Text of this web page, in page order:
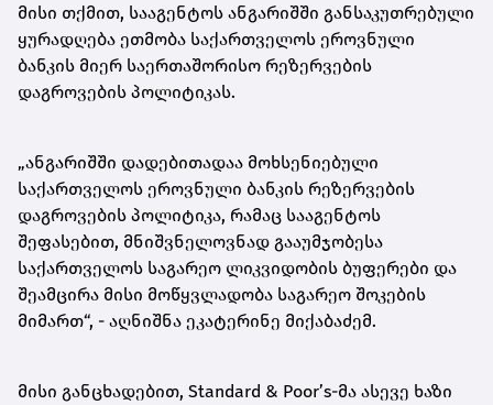
მისი თქმით, სააგენტოს ანგარიშში განსაკუთრებული
ყურადღება ეთმობა საქართველოს ეროვნული
ბანკის მიერ საერთაშორისო რეზერვების
დაგროვების პოლიტიკას.
„ანგარიშში დადებითადაა მოხსენიებული
საქართველოს ეროვნული ბანკის რეზერვების
დაგროვების პოლიტიკა, რამაც სააგენტოს
შეფასებით, მნიშვნელოვნად გააუმჯობესა
საქართველოს საგარეო ლიკვიდობის ბუფერები და
შეამცირა მისი მოწყვლადობა საგარეო შოკების
მიმართ“, - აღნიშნა ეკატერინე მიქაბაძემ.
მისი განცხადებით, Standard & Poor’s-მა ასევე ხაზი